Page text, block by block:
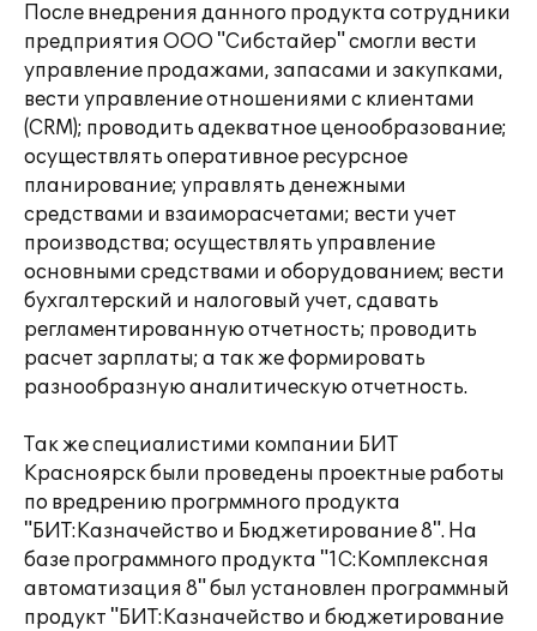
После внедрения данного продукта сотрудники
предприятия ООО "Сибстайер" смогли вести
управление продажами, запасами и закупками,
вести управление отношениями с клиентами
(CRM); проводить адекватное ценообразование;
осуществлять оперативное ресурсное
планирование; управлять денежными
средствами и взаиморасчетами; вести учет
производства; осуществлять управление
основными средствами и оборудованием; вести
бухгалтерский и налоговый учет, сдавать
регламентированную отчетность; проводить
расчет зарплаты; а так же формировать
разнообразную аналитическую отчетность.
Так же специалистими компании БИТ
Красноярск были проведены проектные работы
по вредрению прогрммного продукта
"БИТ:Казначейство и Бюджетирование 8". На
базе программного продукта "1С:Комплексная
автоматизация 8" был установлен программный
продукт "БИТ:Казначейство и бюджетирование